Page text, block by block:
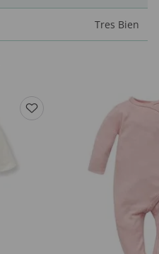
Tres Bien